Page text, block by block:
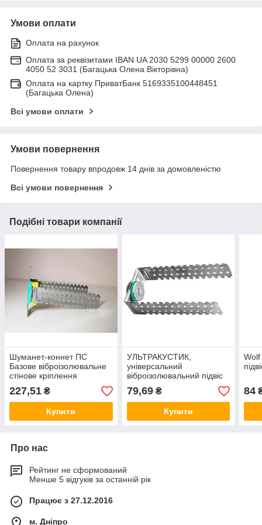
Умови оплати
Оплата на рахунок
Оплата за реквізитами IBAN UA 2030 5299 00000 2600
4050 52 3031 (Багацька Олена Вікторівна)
Оплата на картку ПриватБанк 5169335100448451
(Багацька Олена)
Всі умови оплати
Умови повернення
Повернення товару впродовж 14 днів за домовленістю
Всі умови повернення
Подібні товари компанії
Шуманет-коннет ПС
Базове віброізолювальне
стінове кріплення
економкласу з
інтегрованим прямим
підвісом
227,51 ₴
Купити
УЛЬТРАКУСТИК,
універсальний
віброізолювальний підвіс
79,69₴
Купити
Wolf
84
Про нас
Рейтинг не сформований
Менше 5 відгуків за останній рік
Працює з 27.12.2016
м. Дніпро